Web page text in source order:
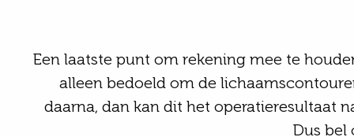
Een laatste punt om rekening mee te
alleen bedoeld om de
daarna, dan kan dit het operatieresultaat
Dus bel